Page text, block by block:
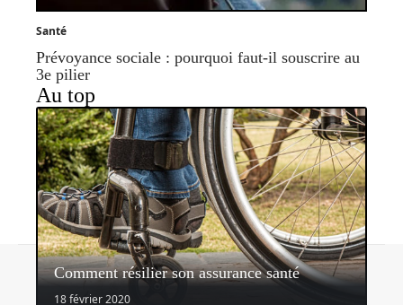
Santé
Prévoyance sociale : pourquoi faut-il souscrire au
3e pilier
Au top
Comment résilier son assurance santé
18 février 2020© 2026 | assurancerapide.fr
Contact Mentions légales Sitemap